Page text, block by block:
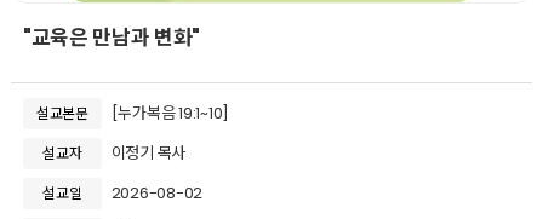
"교육은 만남과 변화"
설교본문 [누가복음 19:1~10]
설교자 이정기 목사
설교일
2026-08-02